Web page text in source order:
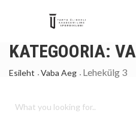
KATEGOORIA:
Esileht Vaba Aeg Lehekülg 3